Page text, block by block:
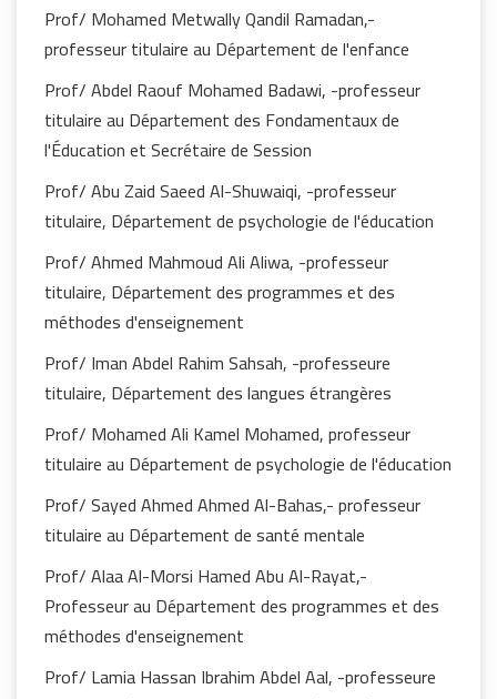
Prof/ Mohamed Metwally Qandil Ramadan,-
professeur titulaire au Département de l'enfance
Prof/ Abdel Raouf Mohamed Badawi, -professeur
titulaire au Département des Fondamentaux de
l'Éducation et Secrétaire de Session
Prof/ Abu Zaid Saeed Al-Shuwaiqi, -professeur
titulaire, Département de psychologie de l'éducation
Prof/ Ahmed Mahmoud Ali Aliwa, -professeur
titulaire, Département des programmes et des
méthodes d'enseignement
Prof/ Iman Abdel Rahim Sahsah, -professeure
titulaire, Département des langues étrangères
Prof/ Mohamed Ali Kamel Mohamed, professeur
titulaire au Département de psychologie de l'éducation
Prof/ Sayed Ahmed Ahmed Al-Bahas,- professeur
titulaire au Département de santé mentale
Prof/ Alaa Al-Morsi Hamed Abu Al-Rayat,-
Professeur au Département des programmes et des
méthodes d'enseignement
Prof/ Lamia Hassan Ibrahim Abdel Aal, -professeure